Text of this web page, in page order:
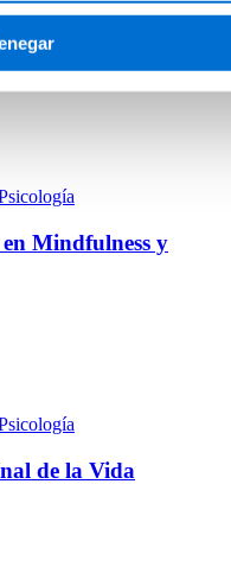
Psicología de
Mindfulness y
de la Vida